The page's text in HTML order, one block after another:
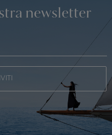
newsletter